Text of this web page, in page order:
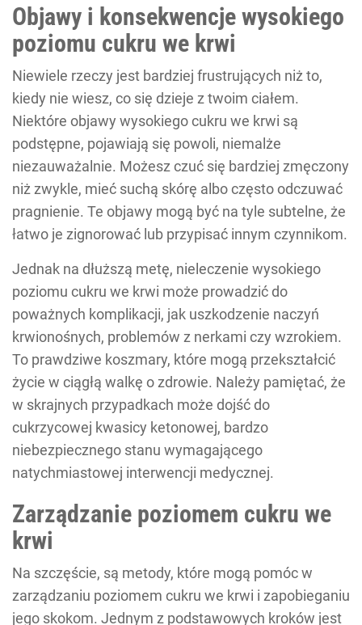
Objawy i konsekwencje wysokiego
poziomu cukru we krwi
Niewiele rzeczy jest bardziej frustrujących niż to,
kiedy nie wiesz, co się dzieje z twoim ciałem.
Niektóre objawy wysokiego cukru we krwi są
podstępne, pojawiają się powoli, niemalże
niezauważalnie. Możesz czuć się bardziej zmęczony
niż zwykle, mieć suchą skórę albo często odczuwać
pragnienie. Te objawy mogą być na tyle subtelne, że
łatwo je zignorować lub przypisać innym czynnikom.
Jednak na dłuższą metę, nieleczenie wysokiego
poziomu cukru we krwi może prowadzić do
poważnych komplikacji, jak uszkodzenie naczyń
krwionośnych, problemów z nerkami czy wzrokiem.
To prawdziwe koszmary, które mogą przekształcić
życie w ciągłą walkę o zdrowie. Należy pamiętać, że
w skrajnych przypadkach może dojść do
cukrzycowej kwasicy ketonowej, bardzo
niebezpiecznego stanu wymagającego
natychmiastowej interwencji medycznej.
Zarządzanie poziomem cukru we
krwi
Na szczęście, są metody, które mogą pomóc w
zarządzaniu poziomem cukru we krwi i zapobieganiu
jego skokom. Jednym z podstawowych kroków jest